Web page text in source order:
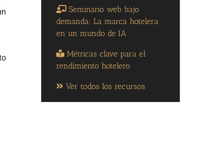
Seminario web bajo
demanda: La marca hotelera
en un mundo de IA
Métricas clave para el
rendimiento hotelero
Ver todos los recursos